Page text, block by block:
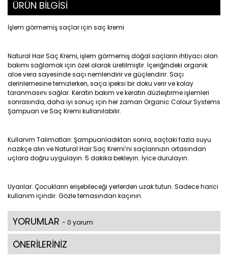
ÜRÜN BİLGİSİ
İşlem görmemiş saçlar için saç kremi
Natural Hair Saç Kremi, işlem görmemiş doğal saçların ihtiyacı olan
bakımı sağlamak için özel olarak üretilmiştir. İçeriğindeki organik
aloe vera sayesinde saçı nemlendirir ve güçlendirir. Saçı
derinlemesine temizlerken, saça ipeksi bir doku verir ve kolay
taranmasını sağlar. Keratin bakım ve keratin düzleştirme işlemleri
sonrasında, daha iyi sonuç için her zaman Organic Colour Systems
Şampuan ve Saç Kremi kullanılabilir.
Kullanım Talimatları: Şampuanladıktan sonra, saçtaki fazla suyu
nazikçe alın ve Natural Hair Saç Kremi’ni saçlarınızın ortasından
uçlara doğru uygulayın. 5 dakika bekleyin. İyice durulayın.
Uyarılar: Çocukların erişebileceği yerlerden uzak tutun. Sadece harici
kullanım içindir. Gözle temasından kaçının.
YORUMLAR - 0 yorum
ÖNERİLERİNİZ